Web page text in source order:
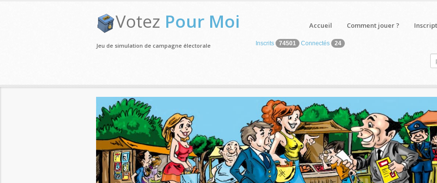
Votez Pour Moi
Jeu de simulation de campagne électorale
Accueil Comment jouer ?
Inscrits 74501 Connectés 24